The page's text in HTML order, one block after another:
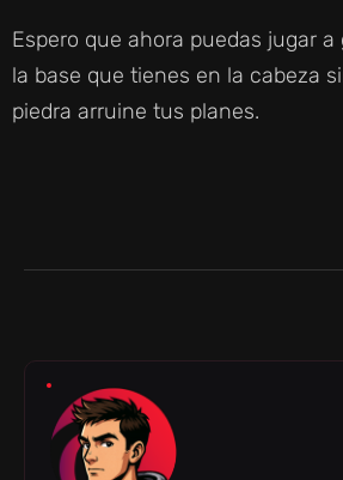
Espero que ahora puedas jugar
la base que tienes en la cabeza
piedra arruine tus planes.